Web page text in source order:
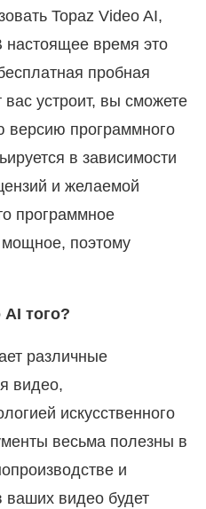
Topaz Video AI,
настоящее время это
пробная
устроит, вы сможете
версию программного
в зависимости
и желаемой
программное
поэтому
того?
различные
видео,
искусственного
весьма полезны в
и
видео будет